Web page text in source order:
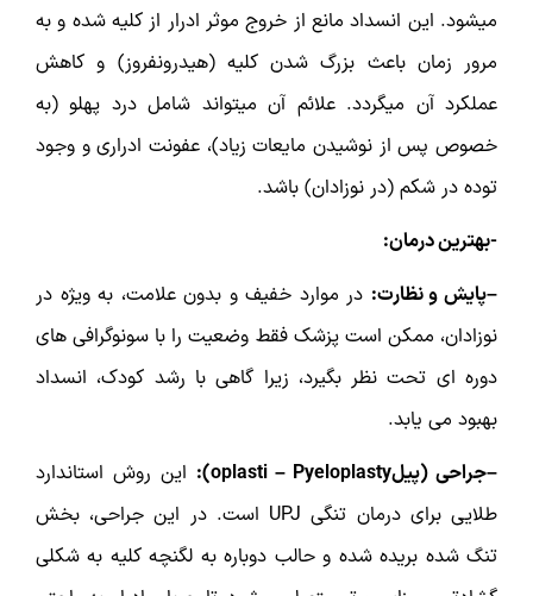
میشود. این انسداد مانع از خروج موثر ادرار از کلیه شده و به
مرور زمان باعث بزرگ شدن کلیه (هیدرونفروز) و کاهش
عملکرد آن میگردد. علائم آن میتواند شامل درد پهلو (به
خصوص پس از نوشیدن مایعات زیاد)، عفونت ادراری و وجود
توده در شکم (در نوزادان) باشد.
-بهترین درمان:
–پایش و نظارت: در موارد خفیف و بدون علامت، به ویژه در
نوزادان، ممکن است پزشک فقط وضعیت را با سونوگرافی های
دوره ای تحت نظر بگیرد، زیرا گاهی با رشد کودک، انسداد
بهبود می یابد.
–جراحی (پیلoplasti – Pyeloplasty
): این روش استاندارد
طلایی برای درمان تنگی UPJ است. در این جراحی، بخش
تنگ شده بریده شده و حالب دوباره به لگنچه کلیه به شکلی